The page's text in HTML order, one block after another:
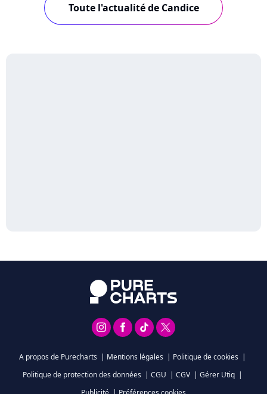
Toute l'actualité de Candice
A propos de Purecharts | Mentions légales | Politique de cookies |
Politique de protection des données | CGU | CGV | Gérer Utiq |